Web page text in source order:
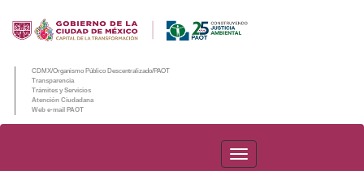
CDMX/Organismo Público Descentralizado/PAOT
Transparencia
Trámites y Servicios
Atención Ciudadana
Web e-mail PAOT
PAOT